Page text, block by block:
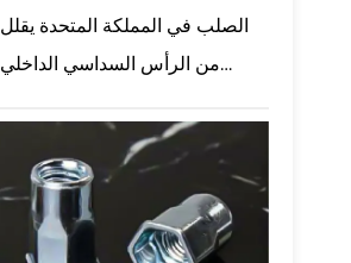
الصلب في المملكة المتحدة يقلل
من الرأس السداسي الداخلي